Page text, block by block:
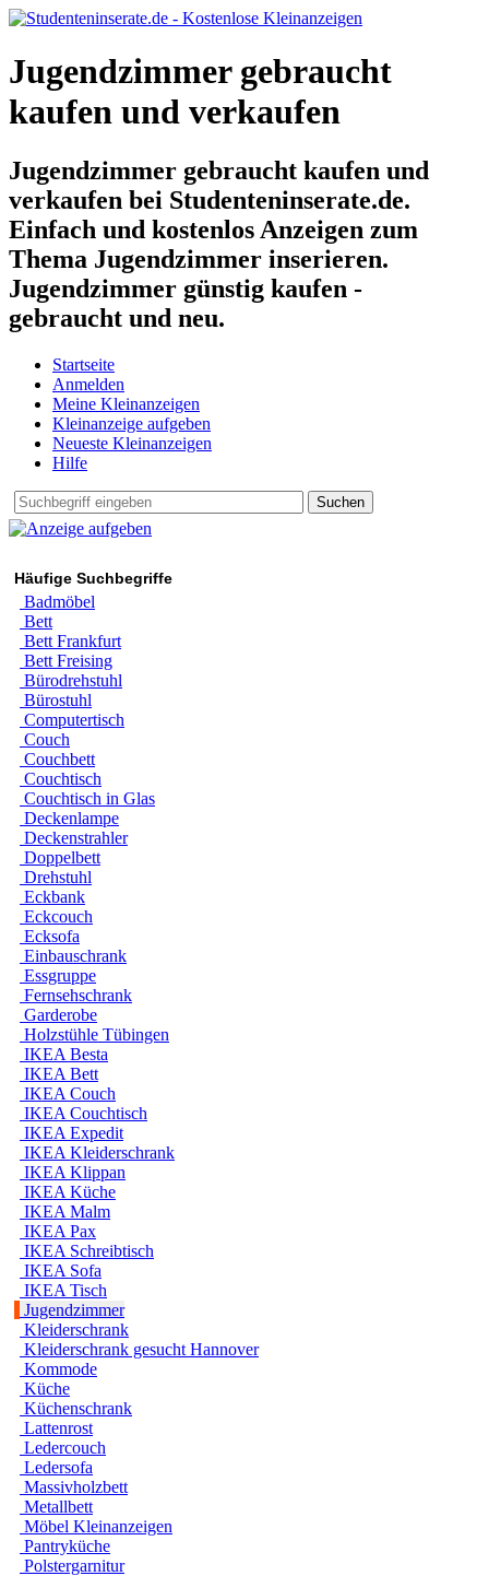
Jugendzimmer gebraucht
kaufen und verkaufen
Jugendzimmer gebraucht kaufen und
verkaufen bei Studenteninserate.de.
Einfach und kostenlos Anzeigen zum
Thema Jugendzimmer inserieren.
Jugendzimmer günstig kaufen -
gebraucht und neu.
Startseite
Anmelden
Meine Kleinanzeigen
Kleinanzeige aufgeben
Neueste Kleinanzeigen
Hilfe
Suchen
Häufige Suchbegriffe
Badmöbel
Bett
Bett Frankfurt
Bett Freising
Bürodrehstuhl
Bürostuhl
Computertisch
Couch
Couchbett
Couchtisch
Couchtisch in Glas
Deckenlampe
Deckenstrahler
Doppelbett
Drehstuhl
Eckbank
Eckcouch
Ecksofa
Einbauschrank
Essgruppe
Fernsehschrank
Garderobe
Holzstühle Tübingen
IKEA Besta
IKEA Bett
IKEA Couch
IKEA Couchtisch
IKEA Expedit
IKEA Kleiderschrank
IKEA Klippan
IKEA Küche
IKEA Malm
IKEA Pax
IKEA Schreibtisch
IKEA Sofa
IKEA Tisch
Jugendzimmer
Kleiderschrank
Kleiderschrank gesucht Hannover
Kommode
Küche
Küchenschrank
Lattenrost
Ledercouch
Ledersofa
Massivholzbett
Metallbett
Möbel Kleinanzeigen
Pantryküche
Polstergarnitur